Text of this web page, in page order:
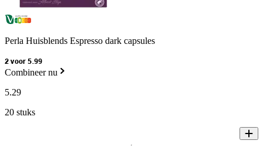
Perla Huisblends Espresso dark capsules
2 voor 5.99
Combineer nu
5.29
20 stuks